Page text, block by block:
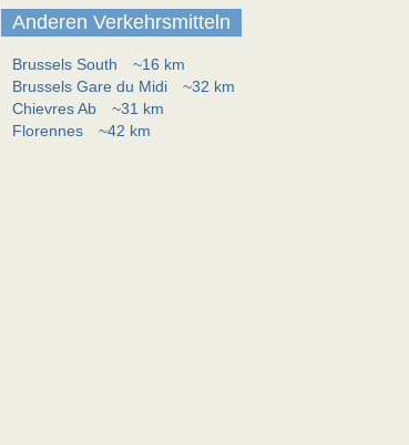
Anderen Verkehrsmitteln
Brussels South
~16 km
Brussels Gare du Midi
~32 km
Chievres Ab
~31 km
Florennes
~42 km